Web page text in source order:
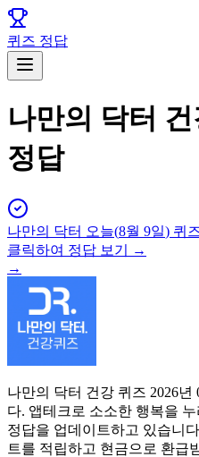
퀴즈 정답
나만의 닥터
정답
나만의 닥터 오늘(8월 9일) 퀴
클릭하여 정답 보기 →
→
나만의 닥터 건강 퀴즈 2026년
다. 앱테크로 소소한 행복을
정답을 업데이트하고 있습니
트를 적립하고 현금으로 환급